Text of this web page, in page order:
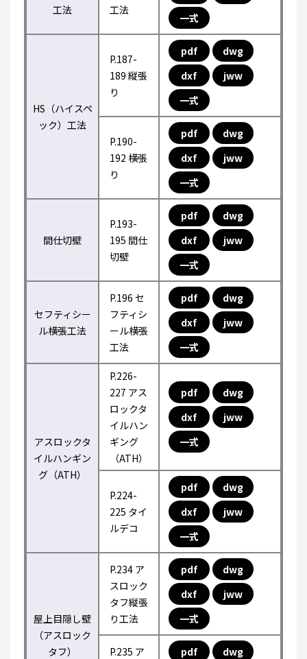
工法
工法
一式
HS（ハイスペ
ック）工法
P.187-
189 縦張
り
pdf
dwg
dxf
jww
一式
P.190-
192 横張
り
pdf
dwg
dxf
jww
一式
間仕切壁
P.193-
195 間仕
切壁
pdf
dwg
dxf
jww
一式
セフティシー
ル横張工法
P.196 セ
フティシ
ール横張
工法
pdf
dwg
dxf
jww
一式
アスロックタ
イルハンギン
グ（ATH）
P.226-
227 アス
ロックタ
イルハン
ギング
（ATH）
pdf
dwg
dxf
jww
一式
P.224-
225 タイ
ルデコ
pdf
dwg
dxf
jww
一式
屋上目隠し壁
（アスロック
タフ）
P.234 ア
スロック
タフ縦張
り工法
pdf
dwg
dxf
jww
一式
P.235 ア
pdf
dwg